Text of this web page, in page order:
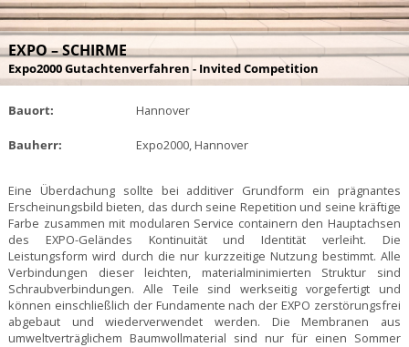
EXPO – SCHIRME
Expo2000 Gutachtenverfahren - Invited Competition
Bauort: Hannover
Bauherr: Expo2000, Hannover
Eine Überdachung sollte bei additiver Grundform ein prägnantes
Erscheinungsbild bieten, das durch seine Repetition und seine kräftige
Farbe zusammen mit modularen Service containern den Hauptachsen
des EXPO-Geländes Kontinuität und Identität verleiht. Die
Leistungsform wird durch die nur kurzzeitige Nutzung bestimmt. Alle
Verbindungen dieser leichten, materialminimierten Struktur sind
Schraubverbindungen. Alle Teile sind werkseitig vorgefertigt und
können einschließlich der Fundamente nach der EXPO zerstörungsfrei
abgebaut und wiederverwendet werden. Die Membranen aus
umweltverträglichem Baumwollmaterial sind nur für einen Sommer